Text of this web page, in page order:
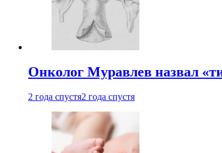
Онколог Муравлев назвал
2 года спустя2 года спустя